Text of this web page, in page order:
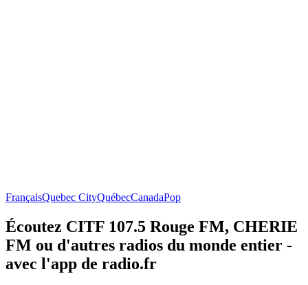
FrançaisQuebec CityQuébecCanadaPop
Écoutez CITF 107.5 Rouge FM, CHERIE
FM ou d'autres radios du monde entier -
avec l'app de radio.fr